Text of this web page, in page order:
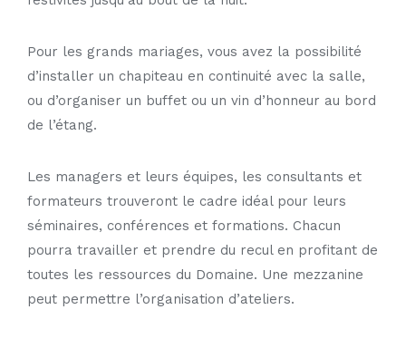
Pour les grands mariages, vous avez la possibilité
d’installer un chapiteau en continuité avec la salle,
ou d’organiser un buffet ou un vin d’honneur au bord
de l’étang.
Les managers et leurs équipes, les consultants et
formateurs trouveront le cadre idéal pour leurs
séminaires, conférences et formations. Chacun
pourra travailler et prendre du recul en profitant de
toutes les ressources du Domaine. Une mezzanine
peut permettre l’organisation d’ateliers.